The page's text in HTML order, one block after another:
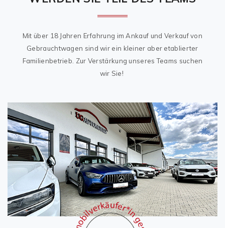
Mit über 18 Jahren Erfahrung im Ankauf und Verkauf von
Gebrauchtwagen sind wir ein kleiner aber etablierter
Familienbetrieb. Zur Verstärkung unseres Teams suchen
wir Sie!